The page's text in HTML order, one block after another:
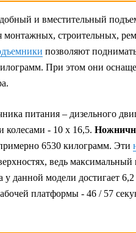
и вместительный
монтажных, строительных,
позволяют
При этом они
питания – дизельного
- 10 x 16,5.
6530 килограмм. Эти
ведь
данной модели достигает
платформы - 46 / 57